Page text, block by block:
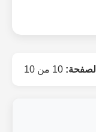
الصفحة: